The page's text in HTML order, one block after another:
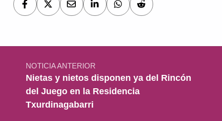
Navegación de entradas
NOTICIA ANTERIOR
Nietas y nietos disponen ya del Rincón
del Juego en la Residencia
Txurdinagabarri